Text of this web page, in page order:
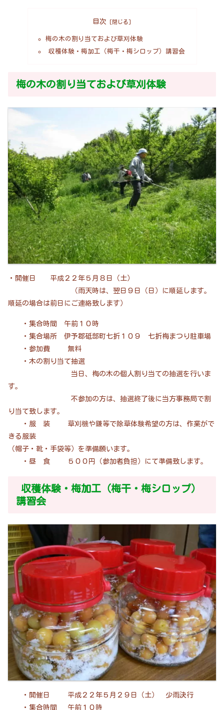
目次
梅の木の割り当ておよび草刈体験
収穫体験・梅加工（梅干・梅シロップ）講習会
梅の木の割り当ておよび草刈体験
・開催日 平成２２年５月８日（土）
（雨天時は、翌日９日（日）に順延します。
順延の場合は前日にご連絡致します）
・集合時間 午前１０時
・集合場所 伊予郡砥部町七折１０９ 七折梅まつり駐車場
・参加費 無料
・木の割り当て抽選
当日、梅の木の個人割り当ての抽選を行いま
す。
不参加の方は、抽選終了後に当方事務局で割
り当て致します。
・服 装 草刈機や鎌等で除草体験希望の方は、作業がで
きる服装
（帽子・靴・手袋等）を準備願います。
・昼 食 ５００円（参加者負担）にて準備致します。
収穫体験・梅加工（梅干・梅シロップ）
講習会
・開催日 平成２２年５月２９日（土） 少雨決行
・集合時間 午前１０時